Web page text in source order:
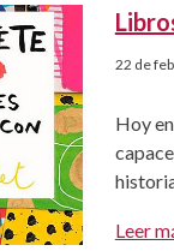
22 de
Hoy
atasca
Leer